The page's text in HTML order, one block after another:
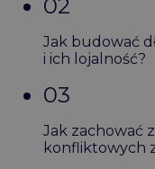
02
Jak budować
i ich lojalność?
03
Jak zachować
konfliktowych